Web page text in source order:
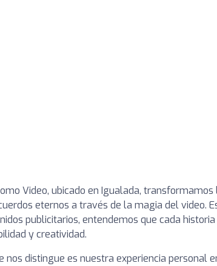
Video, ubicado en Igualada,
eternos a través de la magia del video.
publicitarios, entendemos que cada
y creatividad.
nos distingue es nuestra experiencia personal